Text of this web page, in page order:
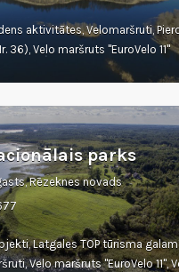
aktivitātes, Velomaršruti,
36), Velo maršruts "EuroVelo 11"
parks
Rēzeknes novads
Latgales TOP tūrisma
Velo maršruts "EuroVelo 11",